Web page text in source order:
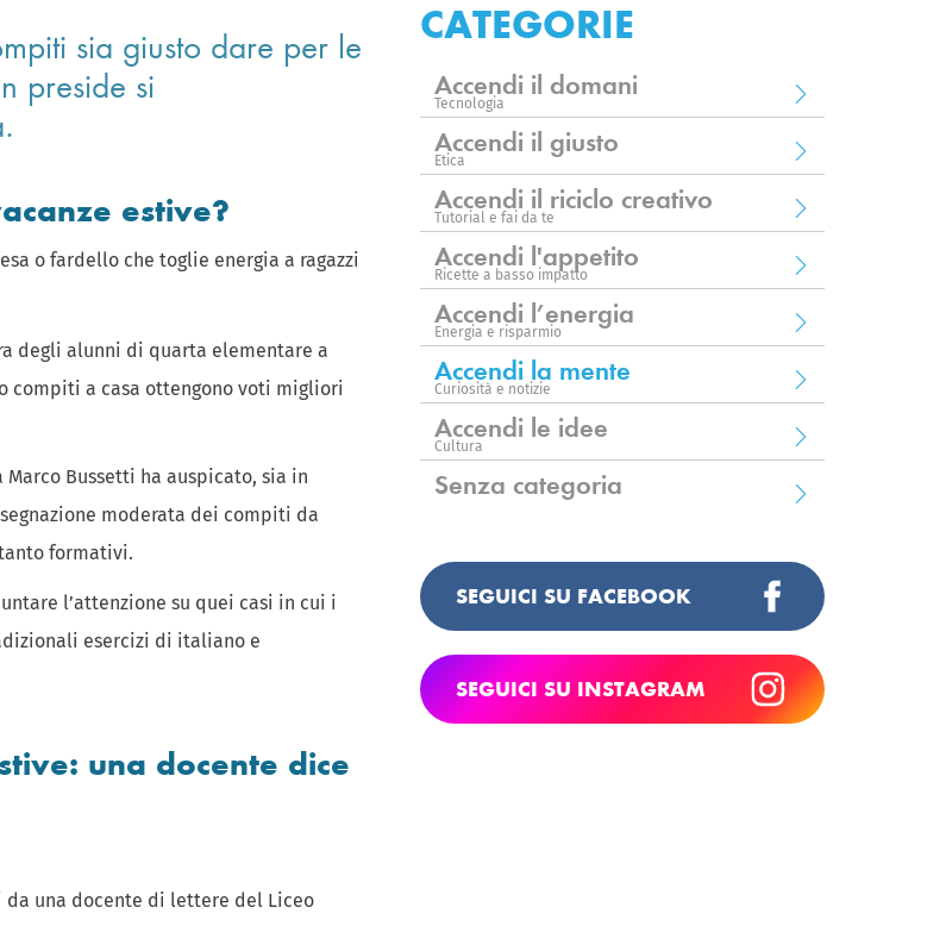
sia giusto dare per le
preside si
estive?
o fardello che toglie energia a ragazzi
degli alunni di quarta elementare a
compiti a casa ottengono voti migliori
Bussetti ha auspicato, sia in
moderata dei compiti da
formativi.
l’attenzione su quei casi in cui i
esercizi di italiano e
una docente dice
da una docente di lettere del Liceo
CATEGORIE
Accendi il domani
Tecnologia
Accendi il giusto
Etica
Accendi il riciclo creativo
Tutorial e fai da te
Accendi l'appetito
Ricette a basso impatto
Accendi l’energia
Energia e risparmio
Accendi la mente
Curiosità e notizie
Accendi le idee
Cultura
Senza categoria
SEGUICI SU FACEBOOK
SEGUICI SU INSTAGRAM